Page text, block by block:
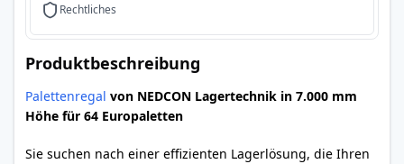
Rechtliches
Produktbeschreibung
Palettenregal von NEDCON Lagertechnik in 7.000 mm
Höhe für 64 Europaletten
Sie suchen nach einer effizienten Lagerlösung, die Ihren